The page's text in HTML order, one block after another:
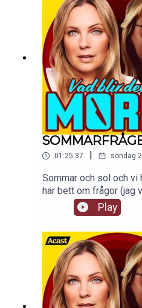
01:25:37 söndag
Sommar och sol och vi
har bett om frågor (jag
är jag!). Ni har skickat
ett sommaravsnitt där
dem!tw:
som video på
Play